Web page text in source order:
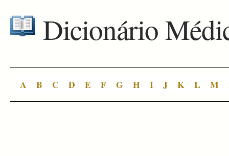
Dicionário
A B C D E F G H I J K L M